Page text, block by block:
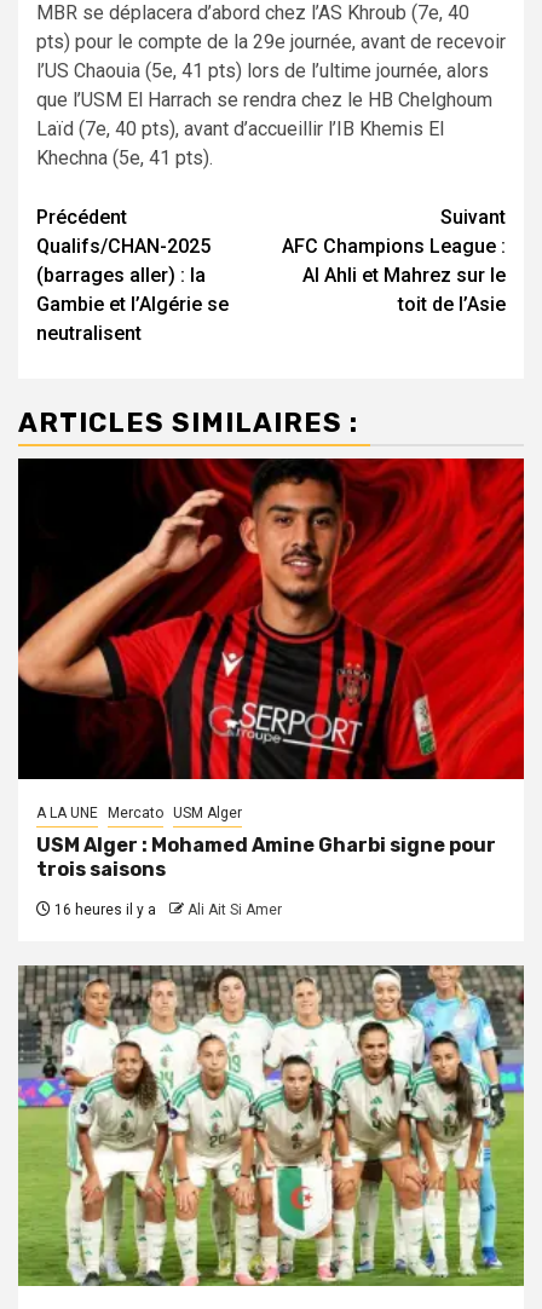
MBR se déplacera d’abord chez l’AS Khroub (7e, 40
pts) pour le compte de la 29e journée, avant de recevoir
l’US Chaouia (5e, 41 pts) lors de l’ultime journée, alors
que l’USM El Harrach se rendra chez le HB Chelghoum
Laïd (7e, 40 pts), avant d’accueillir l’IB Khemis El
Khechna (5e, 41 pts).
Navigation
d’article
Précédent
Qualifs/CHAN-2025
(barrages aller) : la
Gambie et l’Algérie se
neutralisent
Suivant
AFC Champions League :
Al Ahli et Mahrez sur le
toit de l’Asie
ARTICLES SIMILAIRES :
A LA UNE Mercato USM Alger
USM Alger : Mohamed Amine Gharbi signe pour
trois saisons
16 heures il y a Ali Ait Si Amer